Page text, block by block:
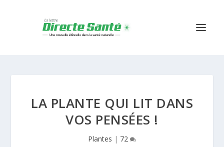
LA PLANTE QUI LIT DANS
VOS PENSÉES !
Plantes | 72